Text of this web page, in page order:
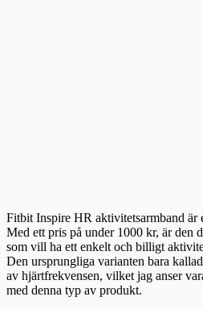
Fitbit Inspire HR aktivitetsarmband är
Med ett pris på under 1000 kr, är den
som vill ha ett enkelt och billigt
Den ursprungliga varianten bara
av hjärtfrekvensen, vilket jag anser
med denna typ av produkt.